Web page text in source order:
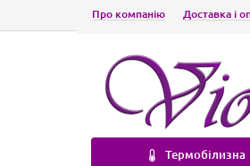
Про компанію Доставка і
Термобілизна